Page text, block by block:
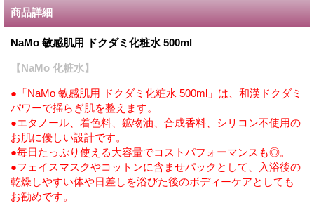
商品詳細
NaMo 敏感肌用 ドクダミ化粧水 500ml
【NaMo 化粧水】
●「NaMo 敏感肌用 ドクダミ化粧水 500ml」は、和漢ドクダミ
パワーで揺らぎ肌を整えます。
●エタノール、着色料、鉱物油、合成香料、シリコン不使用の
お肌に優しい設計です。
●毎日たっぷり使える大容量でコストパフォーマンスも◎。
●フェイスマスクやコットンに含ませパックとして、入浴後の
乾燥しやすい体や日差しを浴びた後のボディーケアとしても
お勧めです。